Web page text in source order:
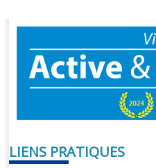
LIENS PRATIQUES